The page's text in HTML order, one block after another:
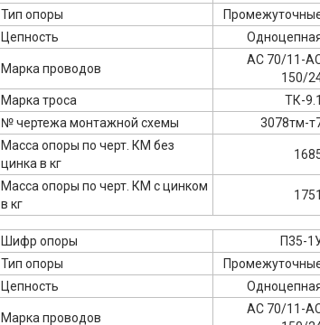
Тип опоры
Цепность
Марка проводов
АС 70/11-
150/
Марка троса
ТК-9.1
№ чертежа монтажной схемы
3078тм-
Масса опоры по черт. КМ без
цинка в кг
Масса опоры по черт. КМ с цинком
в кг
1751
Шифр опоры
П35-
Тип опоры
Цепность
Марка проводов
АС 70/11-